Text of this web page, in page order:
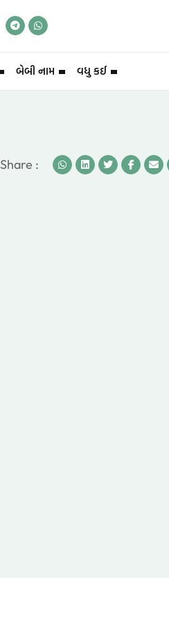
બેબી નામ વધુ કઈ
Share :